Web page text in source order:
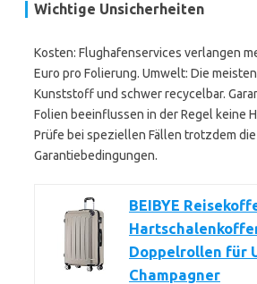
Wichtige Unsicherheiten
Kosten: Flughafenservices verlangen
Euro pro Folierung. Umwelt: Die
Kunststoff und schwer recycelbar.
Folien beeinflussen in der Regel keine
Prüfe bei speziellen Fällen trotzdem die
Garantiebedingungen.
BEIBYE
Doppelrollen für
Champagner